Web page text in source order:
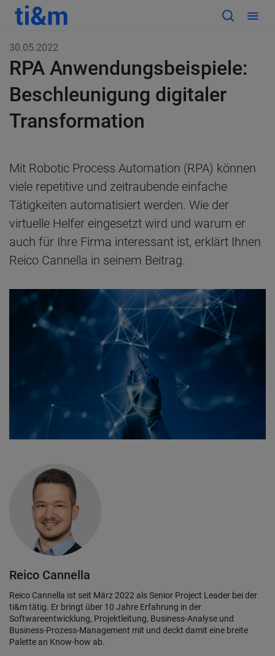
30.05.2022
RPA Anwendungsbeispiele:
Beschleunigung digitaler
Transformation
Mit Robotic Process Automation (RPA) können
viele repetitive und zeitraubende einfache
Tätigkeiten automatisiert werden. Wie der
virtuelle Helfer eingesetzt wird und warum er
auch für Ihre Firma interessant ist, erklärt Ihnen
Reico Cannella in seinem Beitrag.
Reico Cannella
Reico Cannella ist seit März 2022 als Senior Project Leader bei der
ti&m tätig. Er bringt über 10 Jahre Erfahrung in der
Softwareentwicklung, Projektleitung, Business-Analyse und
Business-Prozess-Management mit und deckt damit eine breite
Palette an Know-how ab.